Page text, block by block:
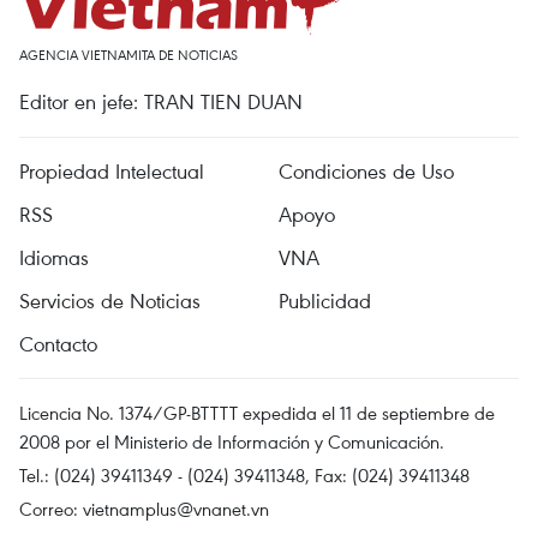
AGENCIA VIETNAMITA DE NOTICIAS
Editor en jefe: TRAN TIEN DUAN
Propiedad Intelectual
Condiciones de Uso
RSS
Apoyo
Idiomas
VNA
Servicios de Noticias
Publicidad
Contacto
Licencia No. 1374/GP-BTTTT expedida el 11 de septiembre de
2008 por el Ministerio de Información y Comunicación.
Tel.: (024) 39411349 - (024) 39411348, Fax: (024) 39411348
Correo: vietnamplus@vnanet.vn